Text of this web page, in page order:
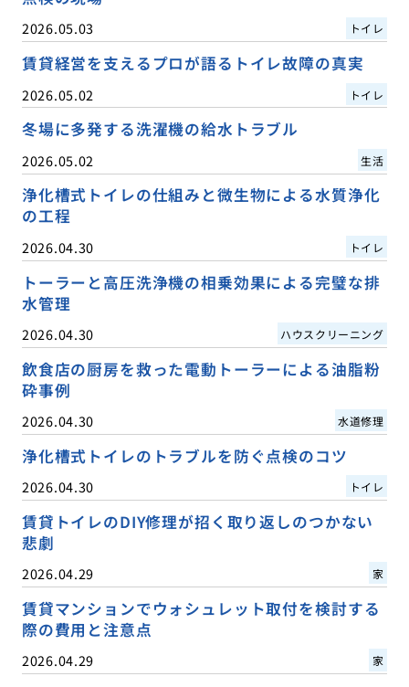
2026.05.03 トイレ
賃貸経営を支えるプロが語るトイレ故障の真実
2026.05.02 トイレ
冬場に多発する洗濯機の給水トラブル
2026.05.02 生活
浄化槽式トイレの仕組みと微生物による水質浄化
の工程
2026.04.30 トイレ
トーラーと高圧洗浄機の相乗効果による完璧な排
水管理
2026.04.30 ハウスクリーニング
飲食店の厨房を救った電動トーラーによる油脂粉
砕事例
2026.04.30 水道修理
浄化槽式トイレのトラブルを防ぐ点検のコツ
2026.04.30 トイレ
賃貸トイレのDIY修理が招く取り返しのつかない
悲劇
2026.04.29 家
賃貸マンションでウォシュレット取付を検討する
際の費用と注意点
2026.04.29 家